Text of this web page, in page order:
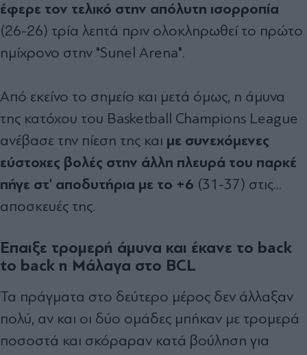
έφερε τον τελικό στην απόλυτη ισορροπία
(26-26) τρία λεπτά πριν ολοκληρωθεί το πρώτο
ημίχρονο στην "Sunel Arena".
Από εκείνο το σημείο και μετά όμως, η άμυνα
της κατόχου του Basketball Champions League
ανέβασε την πίεση της και με συνεχόμενες
εύστοχες βολές στην άλλη πλευρά του παρκέ
πήγε στ' αποδυτήρια με το +6 (31-37) στις...
αποσκευές της.
Έπαιξε τρομερή άμυνα και έκανε το back
to back η Μάλαγα στο BCL
Τα πράγματα στο δεύτερο μέρος δεν άλλαξαν
πολύ, αν και οι δύο ομάδες μπήκαν με τρομερά
ποσοστά και σκόραραν κατά βούληση για